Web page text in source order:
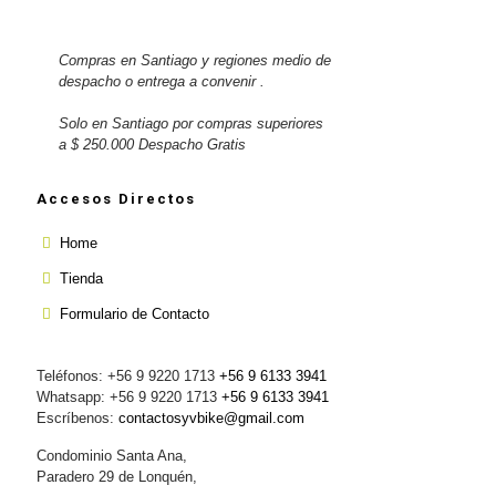
Compras en Santiago y regiones medio de
despacho o entrega a convenir .
Solo en Santiago por compras superiores
a $ 250.000 Despacho Gratis
Accesos Directos
Home
Tienda
Formulario de Contacto
Teléfonos: +56 9 9220 1713 +56 9 6133 3941
Whatsapp: +56 9 9220 1713 +56 9 6133 3941
Escríbenos: contactosyvbike@gmail.com
Condominio Santa Ana,
Paradero 29 de Lonquén,